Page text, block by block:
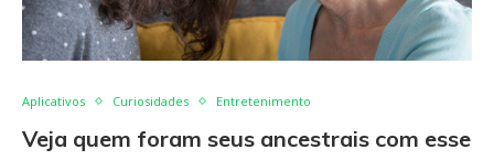
Aplicativos Curiosidades Entretenimento
Veja quem foram seus ancestrais com esse